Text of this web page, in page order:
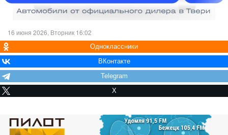
16 июня 2026, Вторник 16:02
Одноклассники
ВКонтакте
Telegram
X